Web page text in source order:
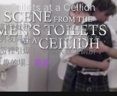
Toilets at a Ceilidh
輕就熟，賓客也都是熟識的親
友阿丹，羅利顯得不太自在，
裡引爆！ ☆別人在上廁所，
的場... 更多